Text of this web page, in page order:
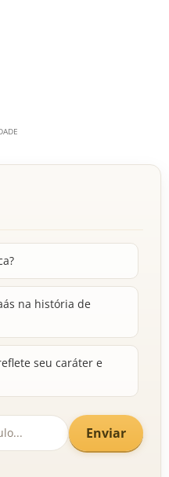
na história de
seu caráter e
Enviar